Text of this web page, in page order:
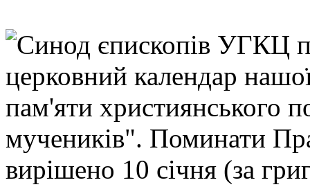
Синод єпископів УГКЦ
церковний календар
пам'яти християнського
мучеників". Поминати
вирішено 10 січня (за